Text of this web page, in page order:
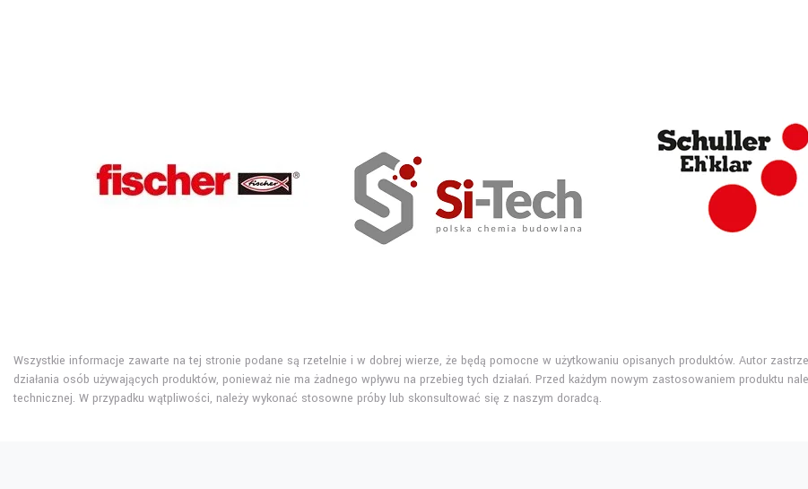
Wszystkie informacje zawarte na tej stronie podane są rzetelnie i w dobrej wierze, że będą pomocne w użytkowaniu opisanych produktów. Autor
działania osób używających produktów, ponieważ nie ma żadnego wpływu na przebieg tych działań. Przed każdym nowym zastosowaniem produktu
technicznej. W przypadku wątpliwości, należy wykonać stosowne próby lub skonsultować się z naszym doradcą.